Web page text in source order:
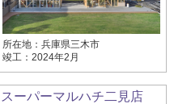
所在地：兵庫県三木市
竣工：2024年2月
スーパーマルハチ二見店